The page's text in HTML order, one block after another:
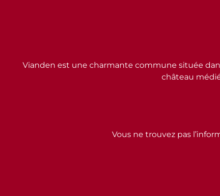
Vous ne trouvez pas
Vianden est une charmante commune située
château